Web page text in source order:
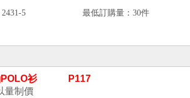
5 最低訂購量： 30件
衫P117
量制價